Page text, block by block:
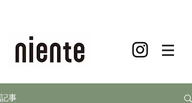
記事